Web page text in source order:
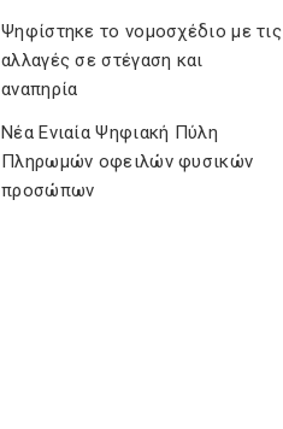
Ψηφίστηκε το νομοσχέδιο με τις
αλλαγές σε στέγαση και
αναπηρία
Νέα Ενιαία Ψηφιακή Πύλη
Πληρωμών οφειλών φυσικών
προσώπων